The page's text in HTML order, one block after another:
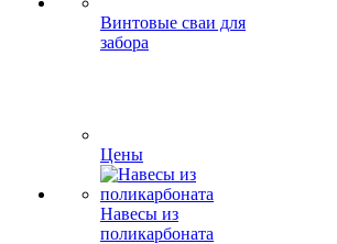
Винтовые сваи для
забора
Цены
Навесы из
поликарбоната